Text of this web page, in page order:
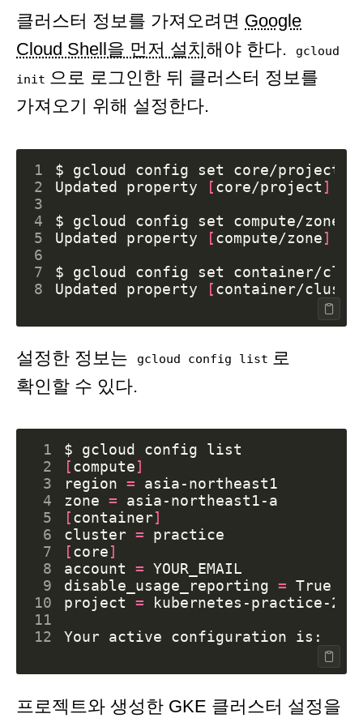
클러스터 정보를 가져오려면 Google
Cloud Shell을 먼저 설치 해야 한다.
gcloud
init 으로 로그인한 뒤 클러스터 정보를
가져오기 위해 설정한다.
1 $ gcloud config set
2
Updated property [core/project ]
3
4
$ gcloud config set
5
Updated property [compute/zone]
6
7
$ gcloud config set
8
Updated property [container/
설정한 정보는 gcloud config list 로
확인할 수 있다.
1
2
[compute]
3
region =
4
zone =
5
[container]
6
cluster =
7
[core]
8
account =
9
disable_usage_reporting =
10
project
=
11
12
Your active configuration is:
프로젝트와 생성한 GKE 클러스터 설정을